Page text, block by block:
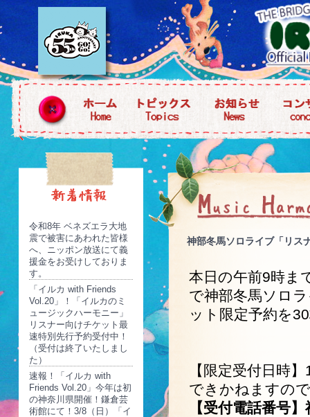
令和8年 ベネズエラ大地
震で被害にあわれた皆様
へ、ニッポン放送にて義
援金をお受けしておりま
す。
「イルカ with Friends
Vol.20」！「イルカのミ
ュージックハーモニー」
リスナー向けチケット最
速特別先行予約受付中！
（受付は終了いたしまし
た）
速報！「イルカ with
Friends Vol.20」今年は初
の神奈川県開催！鎌倉芸
術館にて！3/8（日）「イ
神部冬馬ソロライブ「リス
本日の午前9時ま
で神部冬馬ソロ
ット限定予約を
【限定受付日時
できかねますの
【受付電話番号